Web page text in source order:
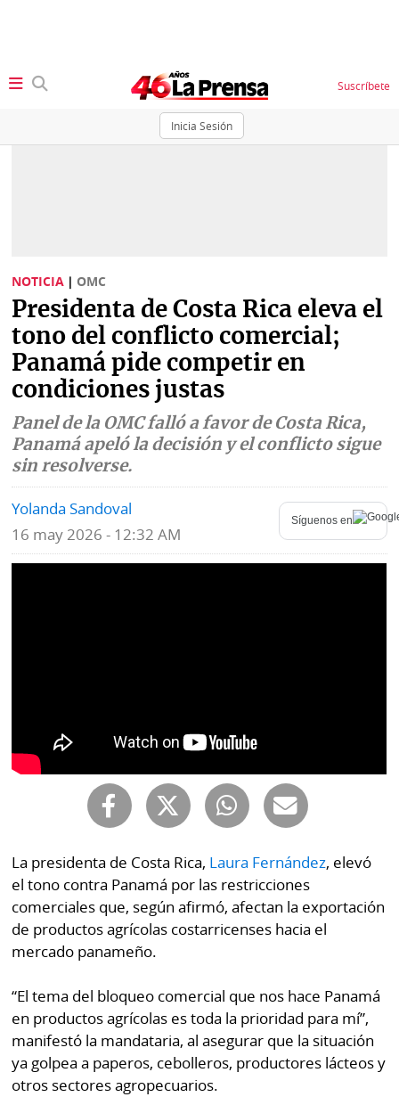
Inicia Sesión
Suscríbete
Sociedad
Judiciales
Política
Economía
Mundo
Deportes
Tecnología
Ponle
Status
K
Vivir+
Opinión
Blogs
Fe
Paper
Buscador
Catálogos
Lotería
Kiosko
digital
Luctuosas
Contenido
marcas
RSS
Temas
Autores
Notas
lector
Buenas
prácticas
NOTICIA | OMC
Presidenta de Costa Rica eleva el
tono del conflicto comercial;
Panamá pide competir en
condiciones justas
Panel de la OMC falló a favor de Costa Rica,
Panamá apeló la decisión y el conflicto sigue
sin resolverse.
Yolanda Sandoval
16 may 2026 - 12:32 AM
Síguenos en
La presidenta de Costa Rica, Laura Fernández, elevó
el tono contra Panamá por las restricciones
comerciales que, según afirmó, afectan la exportación
de productos agrícolas costarricenses hacia el
mercado panameño.
“El tema del bloqueo comercial que nos hace Panamá
en productos agrícolas es toda la prioridad para mí”,
manifestó la mandataria, al asegurar que la situación
ya golpea a paperos, cebolleros, productores lácteos y
otros sectores agropecuarios.